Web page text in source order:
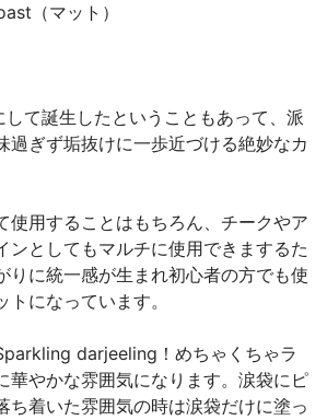
（マット）
て誕生したということもあって、派
過ぎず垢抜けに一歩近づける絶妙なカ
使用することはもちろん、チークやア
ンとしてもマルチに使用できまするた
りに統一感が生まれ初心者の方でも使
になっています。
darjeeling！めちゃくちゃラ
華やかな雰囲気になります。涙袋にピ
ち着いた雰囲気の時は涙袋だけに塗っ